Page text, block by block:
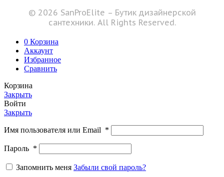
© 2026 SanProElite – Бутик дизайнерской
сантехники. All Rights Reserved.
0 Корзина
Аккаунт
Избранное
Сравнить
Корзина
Закрыть
Войти
Закрыть
Имя пользователя или Email *
Пароль *
Запомнить меня Забыли свой пароль?